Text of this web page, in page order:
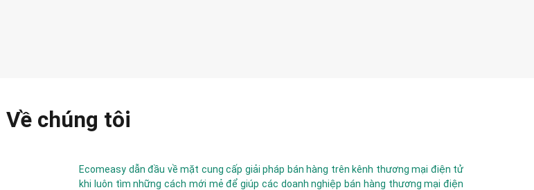
Về chúng tôi
Ecomeasy dẫn đầu về mặt cung cấp giải pháp bán hàng trên kênh thương mại điện tử
khi luôn tìm những cách mới mẻ để giúp các doanh nghiệp bán hàng thương mại điện